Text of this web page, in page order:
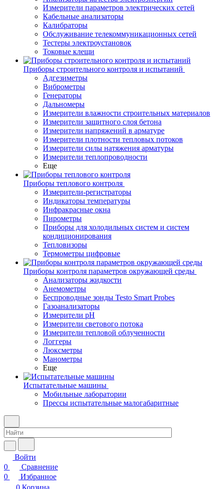
Измерители параметров электрических сетей
Кабельные анализаторы
Калибраторы
Обслуживание телекоммуникационных сетей
Тестеры электроустановок
Токовые клещи
Приборы строительного контроля и испытаний
Адгезиметры
Виброметры
Генераторы
Дальномеры
Измерители влажности строительных материалов
Измерители защитного слоя бетона
Измерители напряжений в арматуре
Измерители плотности тепловых потоков
Измерители силы натяжения арматуры
Измерители теплопроводности
Еще
Приборы теплового контроля
Измерители-регистраторы
Индикаторы температуры
Инфракрасные окна
Пирометры
Приборы для холодильных систем и систем
кондиционирования
Тепловизоры
Термометры цифровые
Приборы контроля параметров окружающей среды
Анализаторы жидкости
Анемометры
Беспроводные зонды Testo Smart Probes
Газоанализаторы
Измерители pH
Измерители светового потока
Измерители тепловой облученности
Логгеры
Люксметры
Манометры
Еще
Испытательные машины
Мобильные лаборатории
Прессы испытательные малогабаритные
Войти
0
Сравнение
0
Избранное
0 Корзина